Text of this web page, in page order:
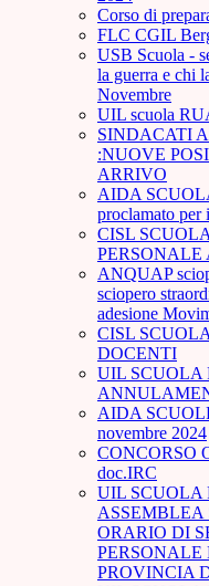
Corso di
FLC CGIL
USB Scuola -
la guerra e chi
Novembre
UIL scuola
SINDACATI
:NUOVE
ARRIVO
AIDA
proclamato per
CISL
PERSONALE
ANQUAP
sciopero
adesione
CISL
DOCENTI
UIL SCUOLA
AIDA
novembre 2024
CONCORSO
doc.IRC
UIL SCUOLA
ORARIO DI
PERSONALE
PROVINCIA